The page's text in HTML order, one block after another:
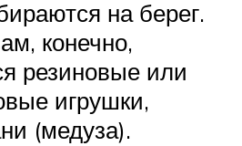
на берег.
конечно,
резиновые или
игрушки,
(медуза).